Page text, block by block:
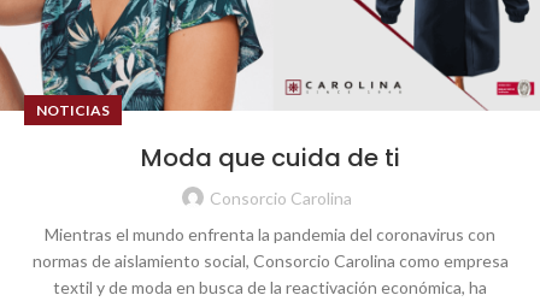
NOTICIAS
Moda que cuida de ti
Consorcio Carolina
Mientras el mundo enfrenta la pandemia del coronavirus con
normas de aislamiento social, Consorcio Carolina como empresa
textil y de moda en busca de la reactivación económica, ha